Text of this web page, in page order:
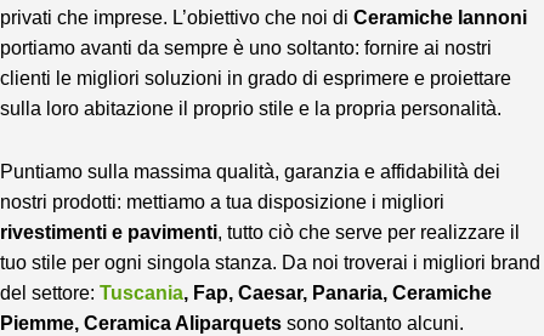
privati che imprese. L’obiettivo che noi di Ceramiche Iannoni
portiamo avanti da sempre è uno soltanto: fornire ai nostri
clienti le migliori soluzioni in grado di esprimere e proiettare
sulla loro abitazione il proprio stile e la propria personalità.
Puntiamo sulla massima qualità, garanzia e affidabilità dei
nostri prodotti: mettiamo a tua disposizione i migliori
rivestimenti e pavimenti, tutto ciò che serve per realizzare il
tuo stile per ogni singola stanza. Da noi troverai i migliori brand
del settore: Tuscania, Fap, Caesar, Panaria, Ceramiche
Piemme, Ceramica Aliparquets sono soltanto alcuni.